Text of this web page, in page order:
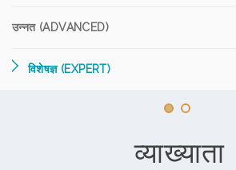
उन्नत (ADVANCED)
विशेषज्ञ (EXPERT)
व्याख्याता